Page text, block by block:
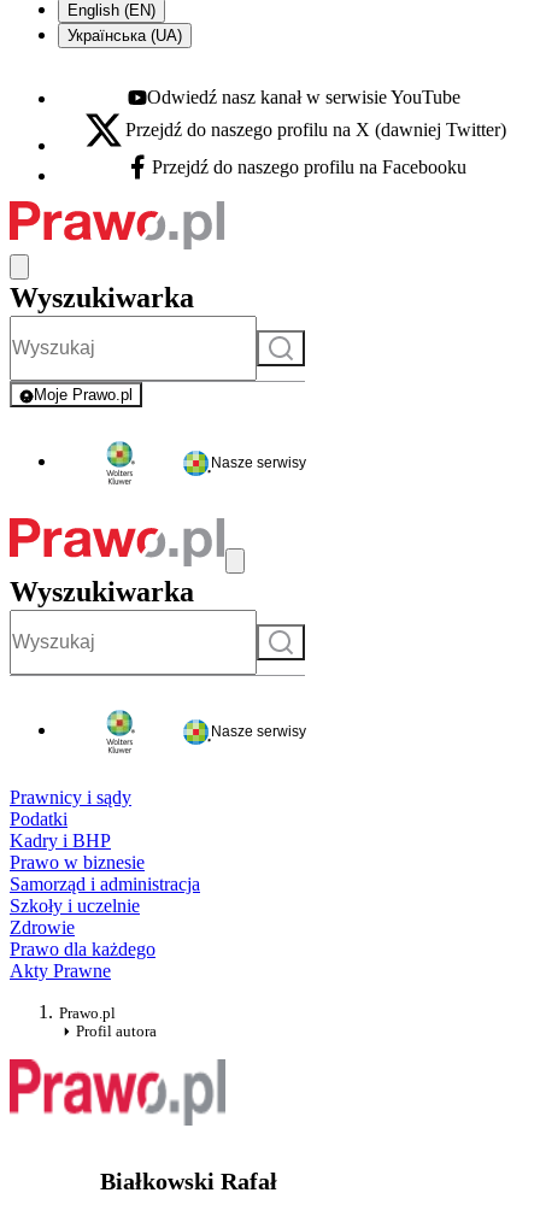
English (EN)
Українська (UA)
Youtube - otwiera się w nowej karcie
Odwiedź nasz kanał w serwisie YouTube
X - otwiera się w nowej karcie
Przejdź do naszego profilu na X (dawniej Twitter)
Facebook - otwiera się w nowej karcie
Przejdź do naszego profilu na Facebooku
Wyszukiwarka
Szukaj
Moje Prawo.pl
- rejestracja i logowanie do serwisu
Nasze serwisy
Wyszukiwarka
Szukaj
Nasze serwisy
Prawnicy i sądy
Podatki
Kadry i BHP
Prawo w biznesie
Samorząd i administracja
Szkoły i uczelnie
Zdrowie
Prawo dla każdego
Akty Prawne
Prawo.pl
Profil autora
Białkowski Rafał